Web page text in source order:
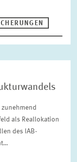
als Reallokation
des IAB-